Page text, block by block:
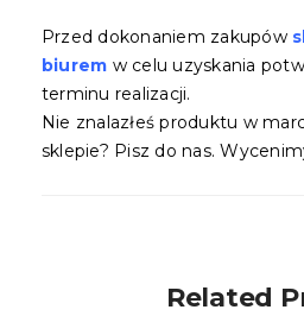
Przed dokonaniem zakupów
biurem w celu uzyskania
terminu realizacji.
Nie znalazłeś produktu w
sklepie? Pisz do nas.
Related